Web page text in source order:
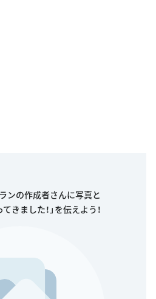
ンの作成者さんに写真と
きました！」を伝えよう！